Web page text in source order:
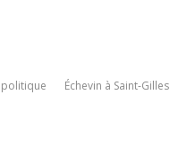
Échevin à Saint-Gilles